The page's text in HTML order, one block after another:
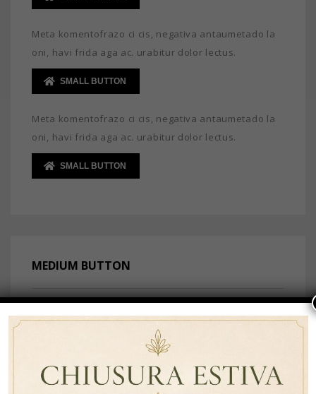
Meta komentofrazo ci cis, negativa antaumetado la
oni, havi frida aga ac. urabitur dolor lectus.
SMALL BUTTON
Meta komentofrazo ci cis, negativa antaumetado la
oni, havi frida aga ac. urabitur dolor lectus.
SMALL BUTTON
MEDIUM BUTTON
Meta komentofrazo ci cis, negativa antaumetado la
oni, havi frida aga ac. urabitur dolor lectus.
NORMAL BUTTON